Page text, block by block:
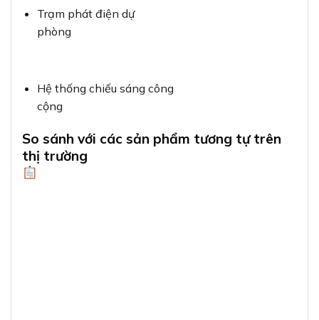
Trạm phát điện dự
phòng
Hệ thống chiếu sáng công
cộng
So sánh với các sản phẩm tương tự trên
thị trường